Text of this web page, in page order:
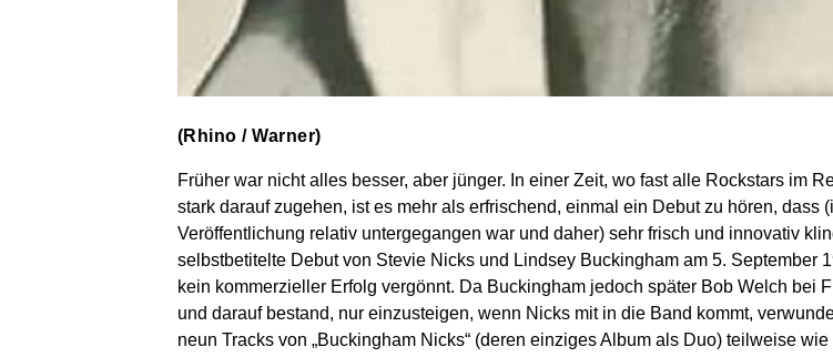
(Rhino / Warner)
Früher war nicht alles besser, aber jünger. In einer Zeit, wo fast alle Rockstars im
stark darauf zugehen, ist es mehr als erfrischend, einmal ein Debut zu hören, dass
Veröffentlichung relativ untergegangen war und daher) sehr frisch und innovativ
selbstbetitelte Debut von Stevie Nicks und Lindsey Buckingham am 5. September
kein kommerzieller Erfolg vergönnt. Da Buckingham jedoch später Bob Welch bei
und darauf bestand, nur einzusteigen, wenn Nicks mit in die Band kommt,
neun Tracks von „Buckingham Nicks“ (deren einziges Album als Duo) teilweise